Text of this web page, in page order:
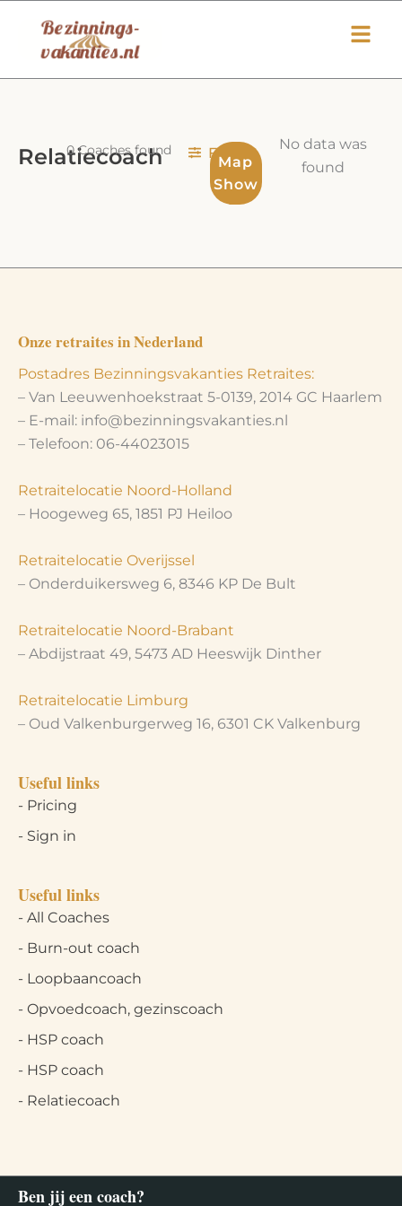
inhoud
Relatiecoach
0Coaches found Filters
Map
Show
No data was
found
Onze retraites in Nederland
Postadres Bezinningsvakanties Retraites:
– Van Leeuwenhoekstraat 5-0139, 2014 GC Haarlem
– E-mail: info@bezinningsvakanties.nl
– Telefoon: 06-44023015
Retraitelocatie Noord-Holland
– Hoogeweg 65, 1851 PJ Heiloo
Retraitelocatie Overijssel
– Onderduikersweg 6, 8346 KP De Bult
Retraitelocatie Noord-Brabant
– Abdijstraat 49, 5473 AD Heeswijk Dinther
Retraitelocatie Limburg
– Oud Valkenburgerweg 16, 6301 CK Valkenburg
Useful links
- Pricing
- Sign in
Useful links
- All Coaches
- Burn-out coach
- Loopbaancoach
- Opvoedcoach, gezinscoach
- HSP coach
- HSP coach
- Relatiecoach
Ben jij een coach?